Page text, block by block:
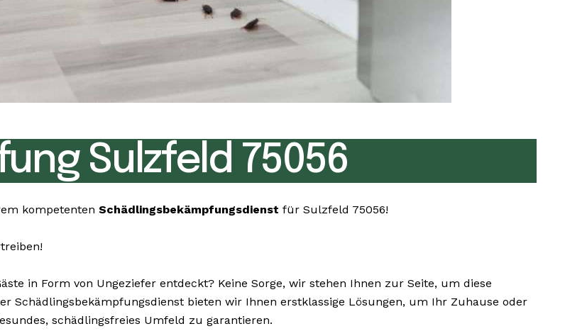
Sulzfeld 75056
kompetenten Schädlingsbekämpfungsdienst für Sulzfeld 75056!
in Form von Ungeziefer entdeckt? Keine Sorge, wir stehen Ihnen zur Seite, um diese
Schädlingsbekämpfungsdienst bieten wir Ihnen erstklassige Lösungen, um Ihr Zuhause oder
schädlingsfreies Umfeld zu garantieren.